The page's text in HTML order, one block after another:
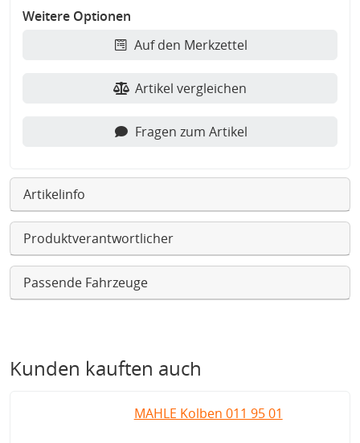
Weitere Optionen
Auf den Merkzettel
Artikel vergleichen
Fragen zum Artikel
Artikelinfo
Produktverantwortlicher
Passende Fahrzeuge
Kunden kauften auch
MAHLE Kolben 011 95 01